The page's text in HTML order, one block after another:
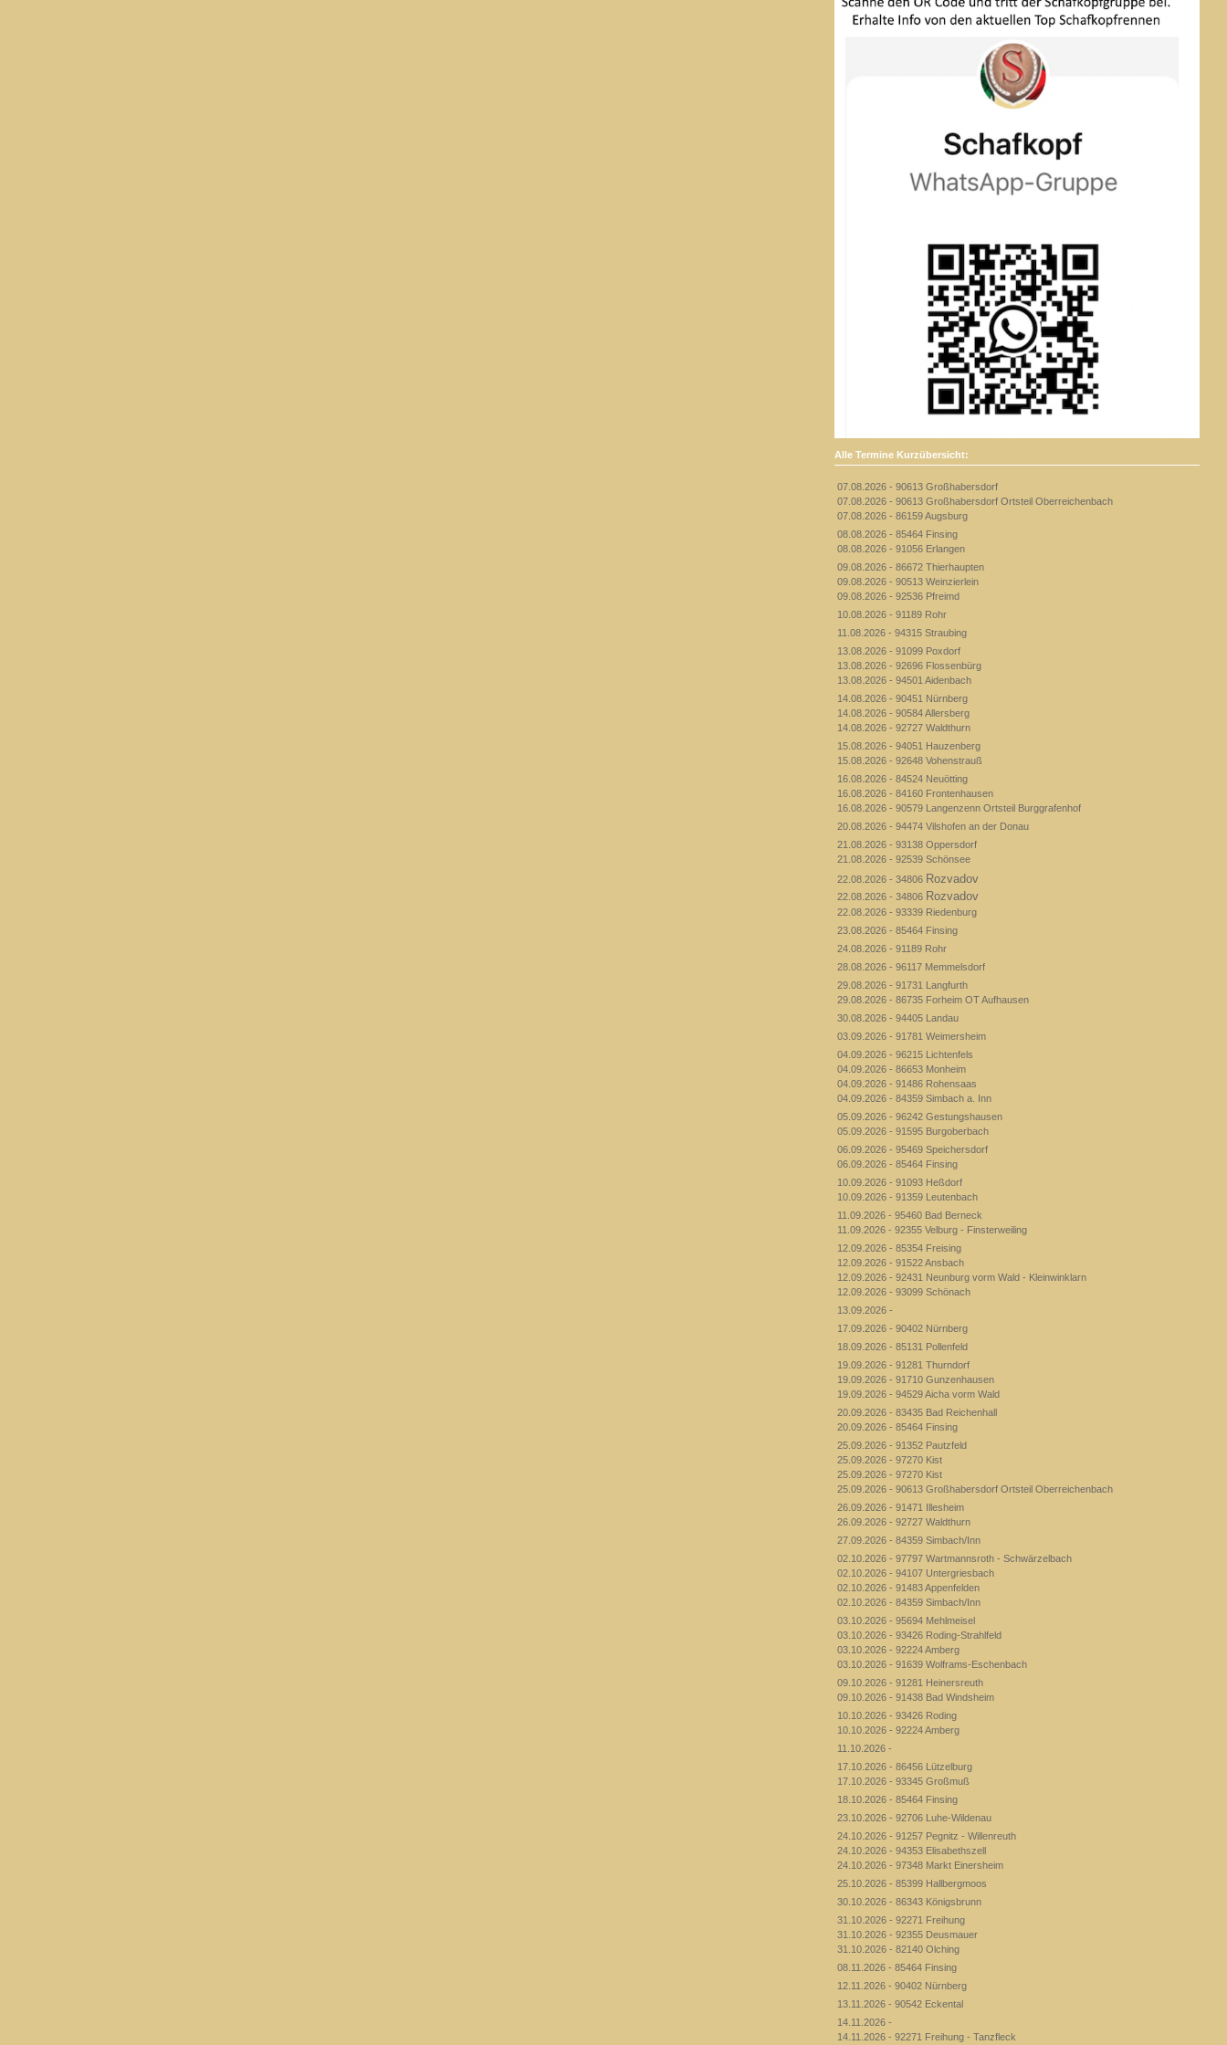
Alle Termine Kurzübersicht:
07.08.2026 - 90613 Großhabersdorf
07.08.2026 - 90613 Großhabersdorf Ortsteil Oberreichenbach
07.08.2026 - 86159 Augsburg
08.08.2026 - 85464 Finsing
08.08.2026 - 91056 Erlangen
09.08.2026 - 86672 Thierhaupten
09.08.2026 - 90513 Weinzierlein
09.08.2026 - 92536 Pfreimd
10.08.2026 - 91189 Rohr
11.08.2026 - 94315 Straubing
13.08.2026 - 91099 Poxdorf
13.08.2026 - 92696 Flossenbürg
13.08.2026 - 94501 Aidenbach
14.08.2026 - 90451 Nürnberg
14.08.2026 - 90584 Allersberg
14.08.2026 - 92727 Waldthurn
15.08.2026 - 94051 Hauzenberg
15.08.2026 - 92648 Vohenstrauß
16.08.2026 - 84524 Neuötting
16.08.2026 - 84160 Frontenhausen
16.08.2026 - 90579 Langenzenn Ortsteil Burggrafenhof
20.08.2026 - 94474 Vilshofen an der Donau
21.08.2026 - 93138 Oppersdorf
21.08.2026 - 92539 Schönsee
22.08.2026 - 34806 Rozvadov
22.08.2026 - 34806 Rozvadov
22.08.2026 - 93339 Riedenburg
23.08.2026 - 85464 Finsing
24.08.2026 - 91189 Rohr
28.08.2026 - 96117 Memmelsdorf
29.08.2026 - 91731 Langfurth
29.08.2026 - 86735 Forheim OT Aufhausen
30.08.2026 - 94405 Landau
03.09.2026 - 91781 Weimersheim
04.09.2026 - 96215 Lichtenfels
04.09.2026 - 86653 Monheim
04.09.2026 - 91486 Rohensaas
04.09.2026 - 84359 Simbach a. Inn
05.09.2026 - 96242 Gestungshausen
05.09.2026 - 91595 Burgoberbach
06.09.2026 - 95469 Speichersdorf
06.09.2026 - 85464 Finsing
10.09.2026 - 91093 Heßdorf
10.09.2026 - 91359 Leutenbach
11.09.2026 - 95460 Bad Berneck
11.09.2026 - 92355 Velburg - Finsterweiling
12.09.2026 - 85354 Freising
12.09.2026 - 91522 Ansbach
12.09.2026 - 92431 Neunburg vorm Wald - Kleinwinklarn
12.09.2026 - 93099 Schönach
13.09.2026 -
17.09.2026 - 90402 Nürnberg
18.09.2026 - 85131 Pollenfeld
19.09.2026 - 91281 Thurndorf
19.09.2026 - 91710 Gunzenhausen
19.09.2026 - 94529 Aicha vorm Wald
20.09.2026 - 83435 Bad Reichenhall
20.09.2026 - 85464 Finsing
25.09.2026 - 91352 Pautzfeld
25.09.2026 - 97270 Kist
25.09.2026 - 97270 Kist
25.09.2026 - 90613 Großhabersdorf Ortsteil Oberreichenbach
26.09.2026 - 91471 Illesheim
26.09.2026 - 92727 Waldthurn
27.09.2026 - 84359 Simbach/Inn
02.10.2026 - 97797 Wartmannsroth - Schwärzelbach
02.10.2026 - 94107 Untergriesbach
02.10.2026 - 91483 Appenfelden
02.10.2026 - 84359 Simbach/Inn
03.10.2026 - 95694 Mehlmeisel
03.10.2026 - 93426 Roding-Strahlfeld
03.10.2026 - 92224 Amberg
03.10.2026 - 91639 Wolframs-Eschenbach
09.10.2026 - 91281 Heinersreuth
09.10.2026 - 91438 Bad Windsheim
10.10.2026 - 93426 Roding
10.10.2026 - 92224 Amberg
11.10.2026 -
17.10.2026 - 86456 Lützelburg
17.10.2026 - 93345 Großmuß
18.10.2026 - 85464 Finsing
23.10.2026 - 92706 Luhe-Wildenau
24.10.2026 - 91257 Pegnitz - Willenreuth
24.10.2026 - 94353 Elisabethszell
24.10.2026 - 97348 Markt Einersheim
25.10.2026 - 85399 Hallbergmoos
30.10.2026 - 86343 Königsbrunn
31.10.2026 - 92271 Freihung
31.10.2026 - 92355 Deusmauer
31.10.2026 - 82140 Olching
08.11.2026 - 85464 Finsing
12.11.2026 - 90402 Nürnberg
13.11.2026 - 90542 Eckental
14.11.2026 -
14.11.2026 - 92271 Freihung - Tanzfleck